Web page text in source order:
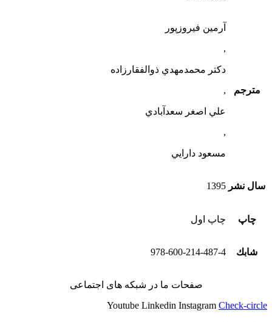
مترجم
آرمين فيروزپور
,
دكتر محمد‌مهدي ذوالفقارزاده
,
علي اصغر سعدآبادي
,
مسعود دارايي
سال نشر 1395
چاپ چاپ اول
شابك 978-600-214-487-4
صفحات ما در شبکه های اجتماعی
Youtube Linkedin Instagram Check-circle